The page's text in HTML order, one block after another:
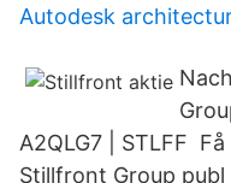
Autodesk
A2QLG7 | STLFF
Stillfront Group publ